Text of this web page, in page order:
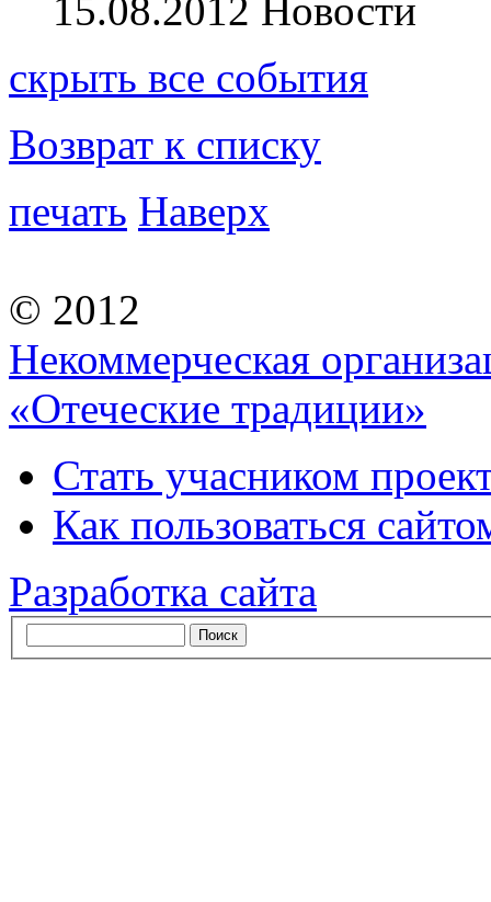
15.08.2012 Новости
скрыть все события
Возврат к списку
печать Наверх
© 2012
Некоммерческая
«Отеческие традиции»
Стать учасником
Как пользоваться
Разработка сайта